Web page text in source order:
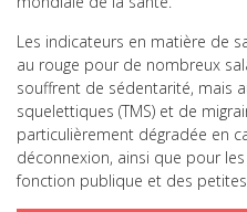
Les indicateurs en matière de
au rouge pour de nombreux
souffrent de sédentarité, mais
squelettiques (TMS) et de
particulièrement dégradée en
déconnexion, ainsi que pour les
fonction publique et des